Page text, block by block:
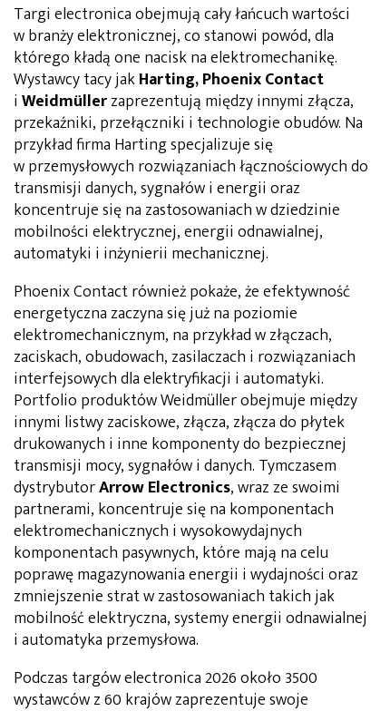
​Targi electronica obejmują cały łańcuch wartości
w branży elektronicznej, co stanowi powód, dla
którego kładą one nacisk na elektromechanikę.
Wystawcy tacy jakHarting, Phoenix Contact
i Weidmüllerzaprezentują między innymi złącza,
przekaźniki, przełączniki i technologie obudów. Na
przykład firma Harting specjalizuje się
w przemysłowych rozwiązaniach łącznościowych do
transmisji danych, sygnałów i energii oraz
koncentruje się na zastosowaniach w dziedzinie
mobilności elektrycznej, energii odnawialnej,
automatyki i inżynierii mechanicznej.
Phoenix Contact również pokaże, że efektywność
energetyczna zaczyna się już na poziomie
elektromechanicznym, na przykład w złączach,
zaciskach, obudowach, zasilaczach i rozwiązaniach
interfejsowych dla elektryfikacji i automatyki.
Portfolio produktów Weidmüller obejmuje między
innymi listwy zaciskowe, złącza, złącza do płytek
drukowanych i inne komponenty do bezpiecznej
transmisji mocy, sygnałów i danych. Tymczasem
dystrybutorArrow Electronics, wraz ze swoimi
partnerami, koncentruje się na komponentach
elektromechanicznych i wysokowydajnych
komponentach pasywnych, które mają na celu
poprawę magazynowania energii i wydajności oraz
zmniejszenie strat w zastosowaniach takich jak
mobilność elektryczna, systemy energii odnawialnej
i automatyka przemysłowa.
Podczas targów electronica 2026 około 3500
wystawców z 60 krajów zaprezentuje swoje